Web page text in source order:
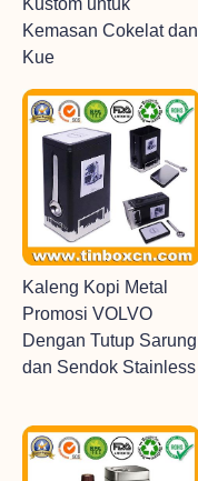
Kemasan Cokelat dan
Kue
Kaleng Kopi Metal
Promosi VOLVO
Dengan Tutup Sarung
dan Sendok Stainless